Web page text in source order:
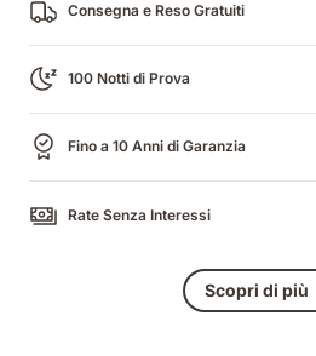
Consegna e Reso Gratuiti
100 Notti di Prova
Fino a 10 Anni di Garanzia
Rate Senza Interessi
Scopri di più